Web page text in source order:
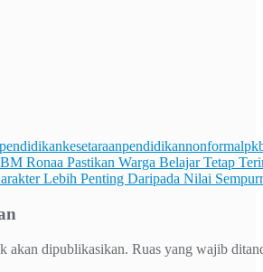
pendidikankesetaraanpendidikannonformal
Ronaa Pastikan Warga Belajar Tetap
Lebih Penting Daripada Nilai
akan dipublikasikan. Ruas yang wajib